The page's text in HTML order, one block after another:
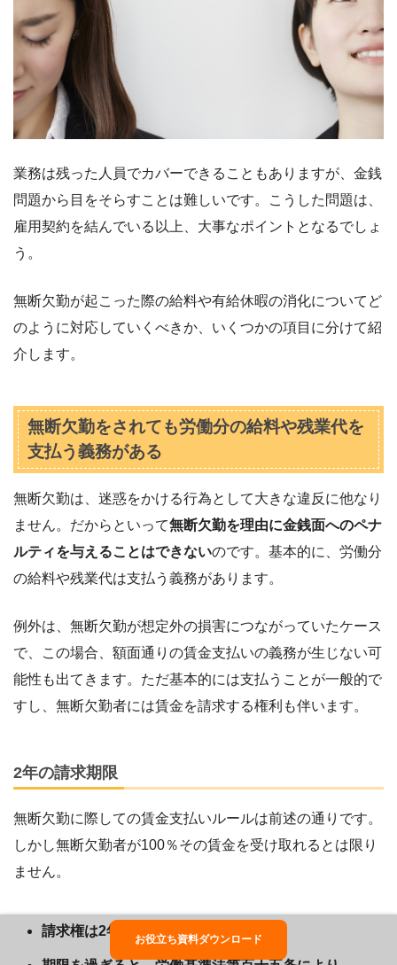
業務は残った人員でカバーできることもありますが、金銭
問題から目をそらすことは難しいです。こうした問題は、
雇用契約を結んでいる以上、大事なポイントとなるでしょ
う。
無断欠勤が起こった際の給料や有給休暇の消化についてど
のように対応していくべきか、いくつかの項目に分けて紹
介します。
無断欠勤をされても労働分の給料や残業代を
支払う義務がある
無断欠勤は、迷惑をかける行為として大きな違反に他なり
ません。だからといって無断欠勤を理由に金銭面へのペナ
ルティを与えることはできないのです。基本的に、労働分
の給料や残業代は支払う義務があります。
例外は、無断欠勤が想定外の損害につながっていたケース
で、この場合、額面通りの賃金支払いの義務が生じない可
能性も出てきます。ただ基本的には支払うことが一般的で
すし、無断欠勤者には賃金を請求する権利も伴います。
2年の請求期限
無断欠勤に際しての賃金支払いルールは前述の通りです。
しかし無断欠勤者が100％その賃金を受け取れるとは限り
ません。
請求権は2年間しか有効ではない
お役立ち資料ダウンロード